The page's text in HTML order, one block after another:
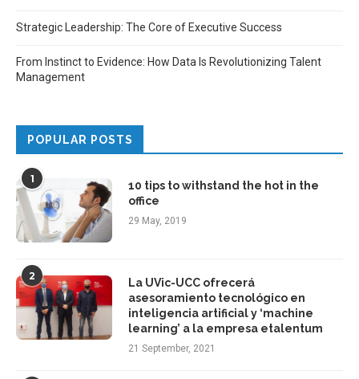
Strategic Leadership: The Core of Executive Success
From Instinct to Evidence: How Data Is Revolutionizing Talent
Management
POPULAR POSTS
1
10 tips to withstand the hot in the
office
29 May, 2019
2
La UVic-UCC ofrecerá
asesoramiento tecnológico en
inteligencia artificial y ‘machine
learning’ a la empresa etalentum
21 September, 2021